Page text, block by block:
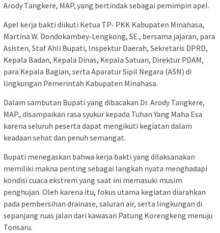
Arody Tangkere, MAP, yang bertindak sebagai pemimpin apel.
Apel kerja bakti diikuti Ketua TP- PKK Kabupaten Minahasa,
Martina W. Dondokambey-Lengkong, SE., bersama jajaran, para
Asisten, Staf Ahli Bupati, Inspektur Daerah, Sekretaris DPRD,
Kepala Badan, Kepala Dinas, Kepala Satuan, Direktur PDAM,
para Kepala Bagian, serta Aparatur Sipil Negara (ASN) di
lingkungan Pemerintah Kabupaten Minahasa.
Dalam sambutan Bupati yang dibacakan Dr. Arody Tangkere,
MAP., disampaikan rasa syukur kepada Tuhan Yang Maha Esa
karena seluruh peserta dapat mengikuti kegiatan dalam
keadaan sehat dan penuh semangat.
Bupati menegaskan bahwa kerja bakti yang dilaksanakan
memiliki makna penting sebagai langkah nyata menghadapi
kondisi cuaca ekstrem yang saat ini memasuki musim
penghujan. Oleh karena itu, fokus utama kegiatan diarahkan
pada pembersihan drainase, saluran air, serta lingkungan di
sepanjang ruas jalan dari kawasan Patung Korengkeng menuju
Tonsaru.